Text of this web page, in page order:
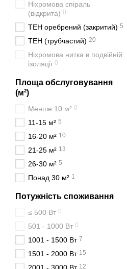
Ніхромова спіраль
(відкрита) 0
ТЕН оребрений (закритий) 5
ТЕН (трубчастий) 20
Ніхромова нитка в подвійній
ізоляції 0
Площа обслуговування
(м²)
Менше 10 м² 0
11-15 м² 5
16-20 м² 10
21-25 м² 13
26-30 м² 5
Понад 30 м² 1
Потужність споживання
≤ 500 Вт 0
501 - 1000 Вт 0
1001 - 1500 Вт 7
1501 - 2000 Вт 15
12